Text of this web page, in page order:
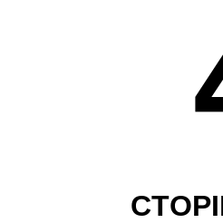
СТОРІ